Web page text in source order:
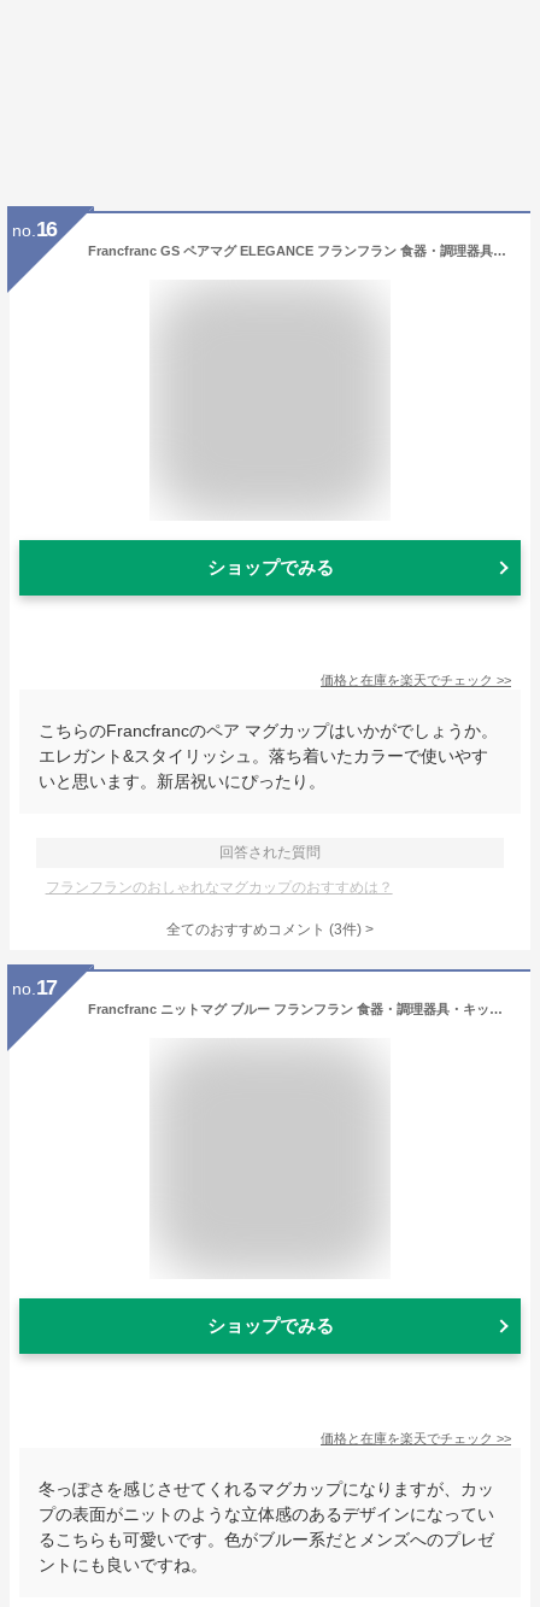
no. 16
Francfranc GS ペアマグ ELEGANCE フランフラン 食器・調理器具・キッチン用品 グラス・マグカップ・タンブラー ホワイト
ショップでみる
価格と在庫を楽天でチェック >>
こちらのFrancfrancのペア マグカップはいかがでしょうか。
エレガント&スタイリッシュ。落ち着いたカラーで使いやす
いと思います。新居祝いにぴったり。
回答された質問
フランフランのおしゃれなマグカップのおすすめは？
全てのおすすめコメント (3件) >
no. 17
Francfranc ニットマグ ブルー フランフラン 食器・調理器具・キッチン用品 グラス・マグカップ・タンブラー ブルー
ショップでみる
価格と在庫を楽天でチェック >>
冬っぽさを感じさせてくれるマグカップになりますが、カッ
プの表面がニットのような立体感のあるデザインになってい
るこちらも可愛いです。色がブルー系だとメンズへのプレゼ
ントにも良いですね。